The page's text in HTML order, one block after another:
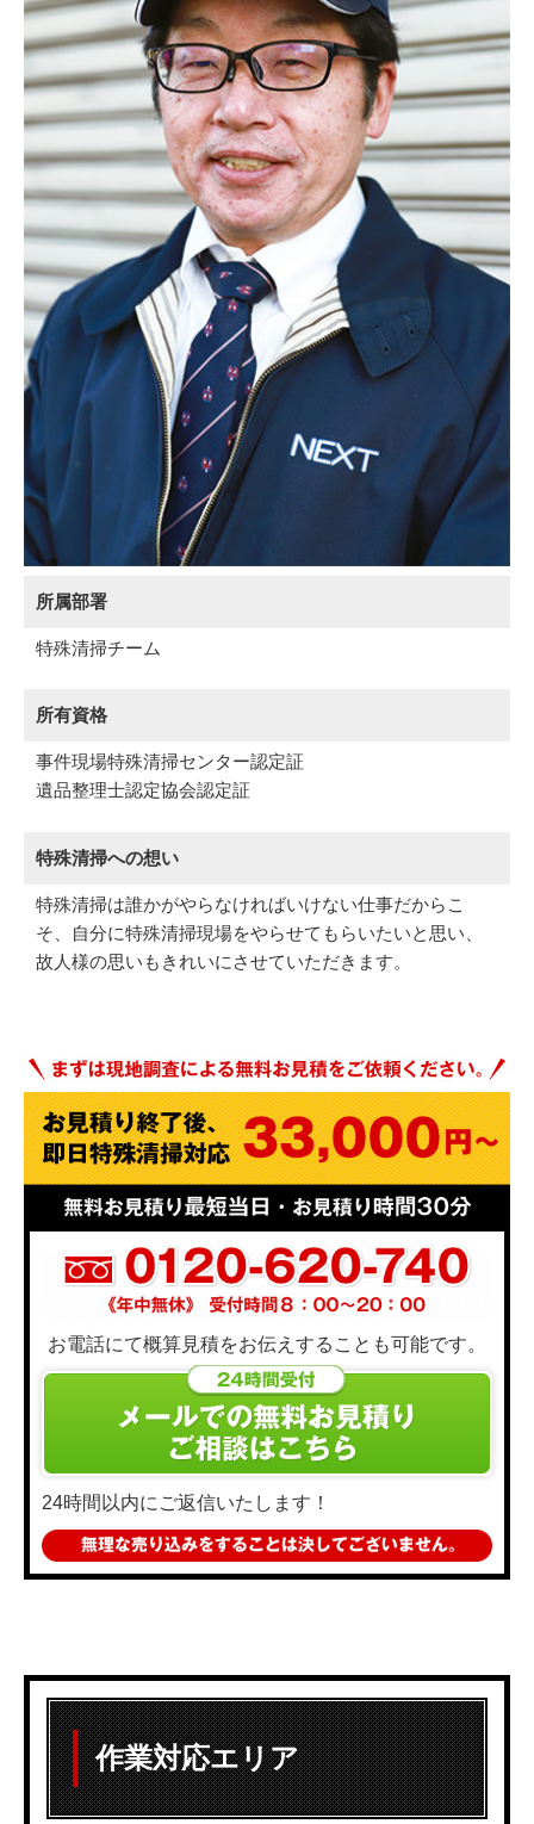
所属部署
特殊清掃チーム
所有資格
事件現場特殊清掃センター認定証
遺品整理士認定協会認定証
特殊清掃への想い
特殊清掃は誰かがやらなければいけない仕事だからこ
そ、自分に特殊清掃現場をやらせてもらいたいと思い、
故人様の思いもきれいにさせていただきます。
お電話にて概算見積をお伝えすることも可能です。
24時間以内にご返信いたします！
作業対応エリア